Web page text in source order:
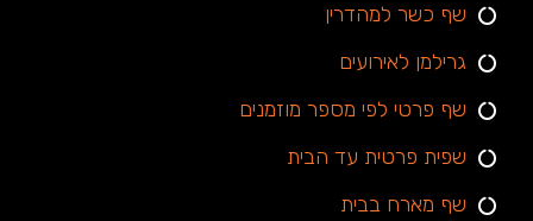
שף כשר למהדרין
גרילמן לאירועים
שף פרטי לפי מספר מוזמנים
שפית פרטית עד הבית
שף מארח בבית